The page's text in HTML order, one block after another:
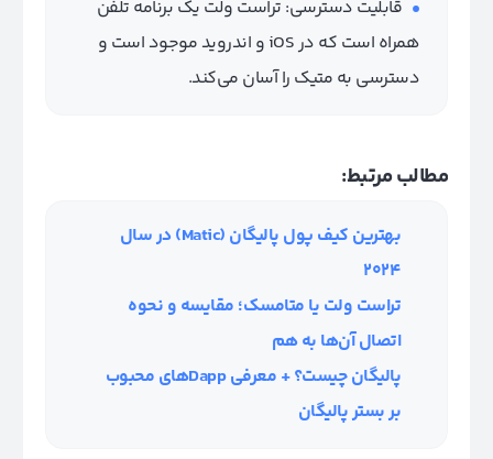
قابلیت دسترسی: تراست ولت یک برنامه تلفن
همراه است که در iOS و اندروید موجود است و
دسترسی به متیک را آسان می‌کند.
مطالب مرتبط:
بهترین کیف پول پالیگان (Matic) در سال
۲۰۲۴
تراست ولت یا متامسک؛ مقایسه و نحوه
اتصال آن‌ها به هم
پالیگان چیست؟ + معرفی Dappهای محبوب
بر بستر پالیگان